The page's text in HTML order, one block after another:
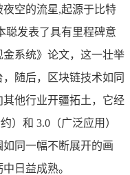
空的流星,起源于比特
聪发表了具有里程碑意
系统》论文，这一壮举
随后，区块链技术如同
他行业开疆拓土，它经
）和 3.0（广泛应用）
同一幅不断展开的画
日益成熟。